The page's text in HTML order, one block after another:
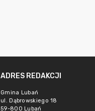
ADRES REDAKCJI
Gmina Lubań
ul. Dąbrowskiego 18
59-800 Lubań